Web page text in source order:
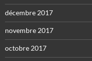
décembre 2017
novembre 2017
octobre 2017